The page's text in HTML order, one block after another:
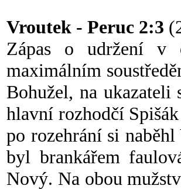
Vroutek - Peruc 2:3
Zápas o udržení v
maximálním
Bohužel, na
hlavní rozhodčí
po rozehrání si
byl brankářem
Nový. Na obou